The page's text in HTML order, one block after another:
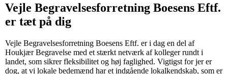
Vejle Begravelsesforretning Boesens Eftf.
er tæt på dig
Vejle Begravelsesforretning Boesens Eftf. er i dag en del af
Houkjær Begravelse med et stærkt netværk af kolleger rundt i
landet, som sikrer fleksibilitet og høj faglighed. Vigtigst for jer er
dog, at vi lokale bedemænd har et indgående lokalkendskab, som er